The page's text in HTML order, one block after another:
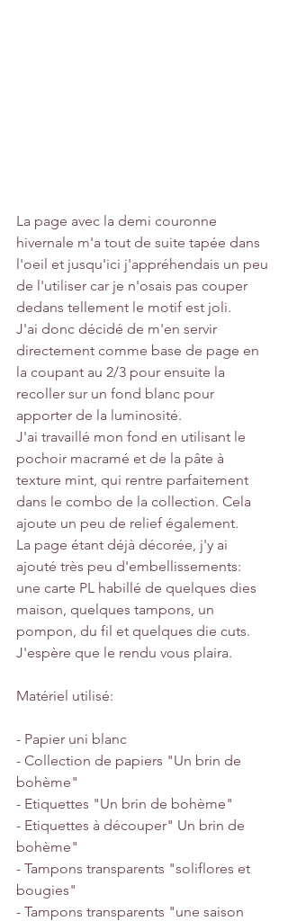
La page avec la demi couronne
hivernale m'a tout de suite tapée dans
l'oeil et jusqu'ici j'appréhendais un peu
de l'utiliser car je n'osais pas couper
dedans tellement le motif est joli.
J'ai donc décidé de m'en servir
directement comme base de page en
la coupant au 2/3 pour ensuite la
recoller sur un fond blanc pour
apporter de la luminosité.
J'ai travaillé mon fond en utilisant le
pochoir macramé et de la pâte à
texture mint, qui rentre parfaitement
dans le combo de la collection. Cela
ajoute un peu de relief également.
La page étant déjà décorée, j'y ai
ajouté très peu d'embellissements:
une carte PL habillé de quelques dies
maison, quelques tampons, un
pompon, du fil et quelques die cuts.
J'espère que le rendu vous plaira.
Matériel utilisé:
- Papier uni blanc
- Collection de papiers "Un brin de
bohème"
- Etiquettes "Un brin de bohème"
- Etiquettes à découper" Un brin de
bohème"
- Tampons transparents "soliflores et
bougies"
- Tampons transparents "une saison